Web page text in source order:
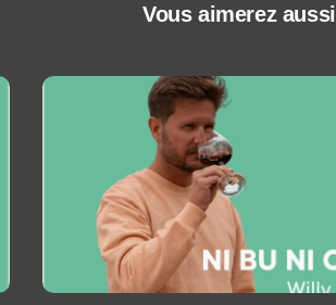
Vous aimerez aussi